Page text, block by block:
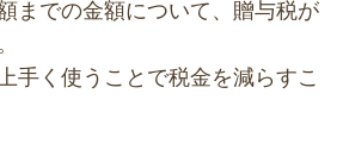
までの金額について、贈与税が
手く使うことで税金を減らすこ